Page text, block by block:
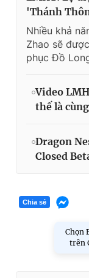
'Thánh
Nhiều khả
Zhao sẽ
phục Đồ
Video
thế là cùng
Dragon
Closed
Chia sẻ
Chọn
trên